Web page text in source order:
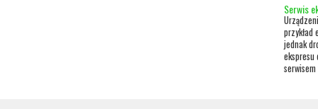
Serwis
przykład
jednak
ekspresu